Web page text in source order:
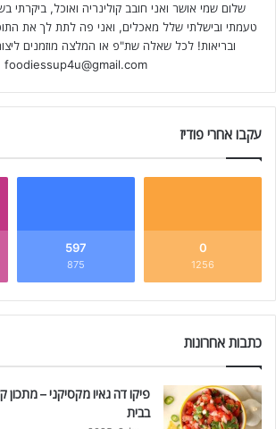
שלום שמי אושר ואני חובב קולינריה ואוכל, ביקרתי
טעמתי ובישלתי שלל מאכלים, ואני פה לתת לך את
ובריאות! לכל שאלה שת"פ או המלצה מוזמנים
foodiessup4u@gmail.com
עקבו אחרי פודיז
0
1256
597
875
כתבות אחרונות
פיקו דה גאיו מקסיקני – מתכון
בבית